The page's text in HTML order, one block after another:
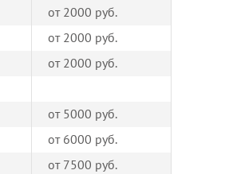
от 2000 руб.
от 2000 руб.
от 2000 руб.
от 5000 руб.
от 6000 руб.
от 7500 руб.